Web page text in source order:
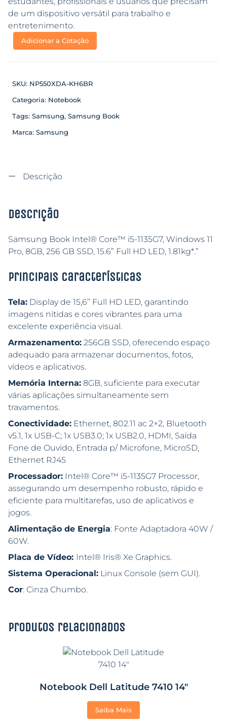
de um dispositivo versátil para trabalho e
entretenimento.
Adicionar a Cotação
SKU: NP550XDA-KH6BR
Categoria: Notebook
Tags: Samsung, Samsung Book
Marca: Samsung
Descrição
Descrição
Samsung Book Intel® Core™ i5-1135G7, Windows 11
Pro, 8GB, 256 GB SSD, 15.6” Full HD LED, 1.81kg*.”
Principais características
Tela: Display de 15,6’’ Full HD LED, garantindo
imagens nítidas e cores vibrantes para uma
excelente experiência visual.
Armazenamento: 256GB SSD, oferecendo espaço
adequado para armazenar documentos, fotos,
vídeos e aplicativos.
Memória Interna: 8GB, suficiente para executar
várias aplicações simultaneamente sem
travamentos.
Conectividade: Ethernet, 802.11 ac 2×2, Bluetooth
v5.1, 1x USB-C; 1x USB3.0; 1x USB2.0, HDMI, Saída
Fone de Ouvido, Entrada p/ Microfone, MicroSD,
Ethernet RJ45
Processador: Intel® Core™ i5-1135G7 Processor,
assegurando um desempenho robusto, rápido e
eficiente para multitarefas, uso de aplicativos e
jogos.
Alimentação de Energia: Fonte Adaptadora 40W /
60W.
Placa de Vídeo: Intel® Iris® Xe Graphics.
Sistema Operacional: Linux Console (sem GUI).
Cor: Cinza Chumbo.
Produtos relacionados
Notebook Dell Latitude 7410 14″
Saiba Mais